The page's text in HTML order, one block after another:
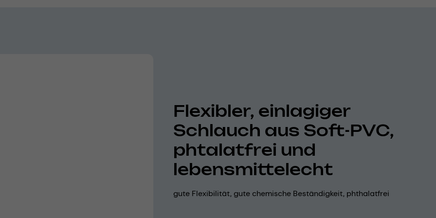
Flexibler, einlagiger
Schlauch aus Soft-PVC,
phtalatfrei und
lebensmittelecht
gute Flexibilität, gute chemische Beständigkeit, phthalatfrei